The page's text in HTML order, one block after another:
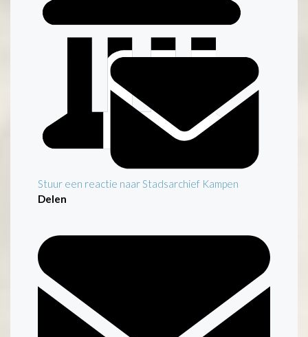
Stuur een reactie naar Stadsarchief Kampen
Delen